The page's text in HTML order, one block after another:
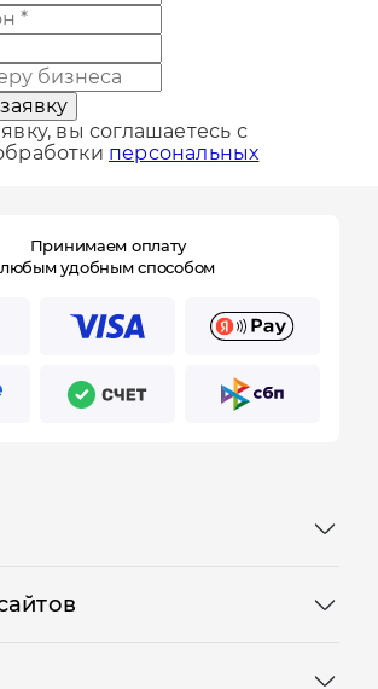
вы соглашаетесь с
персональных
любым удобным способом